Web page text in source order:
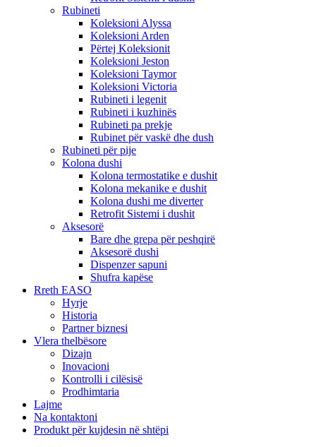
Rubineti
Koleksioni Alyssa
Koleksioni Arden
Përtej Koleksionit
Koleksioni Jeston
Koleksioni Taymor
Koleksioni Victoria
Rubineti i legenit
Rubineti i kuzhinës
Rubineti pa prekje
Rubinet për vaskë dhe dush
Rubineti për pije
Kolona dushi
Kolona termostatike e dushit
Kolona mekanike e dushit
Kolona dushi me diverter
Retrofit Sistemi i dushit
Aksesorë
Bare dhe grepa për peshqirë
Aksesorë dushi
Dispenzer sapuni
Shufra kapëse
Rreth EASO
Hyrje
Historia
Partner biznesi
Vlera thelbësore
Dizajn
Inovacioni
Kontrolli i cilësisë
Prodhimtaria
Lajme
Na kontaktoni
Produkt për kujdesin në shtëpi